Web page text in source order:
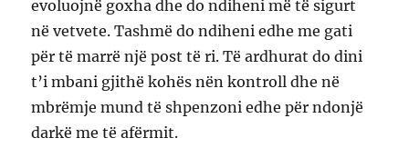
evoluojnë goxha dhe do ndiheni më të sigurt
në vetvete. Tashmë do ndiheni edhe me gati
për të marrë një post të ri. Të ardhurat do dini
t’i mbani gjithë kohës nën kontroll dhe në
mbrëmje mund të shpenzoni edhe për ndonjë
darkë me të afërmit.